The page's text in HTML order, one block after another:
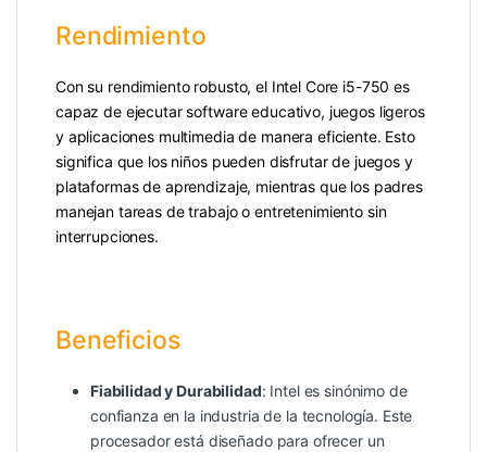
Rendimiento
Con su rendimiento robusto, el Intel Core i5-750 es
capaz de ejecutar software educativo, juegos ligeros
y aplicaciones multimedia de manera eficiente. Esto
significa que los niños pueden disfrutar de juegos y
plataformas de aprendizaje, mientras que los padres
manejan tareas de trabajo o entretenimiento sin
interrupciones.
Beneficios
Fiabilidad y Durabilidad: Intel es sinónimo de
confianza en la industria de la tecnología. Este
procesador está diseñado para ofrecer un